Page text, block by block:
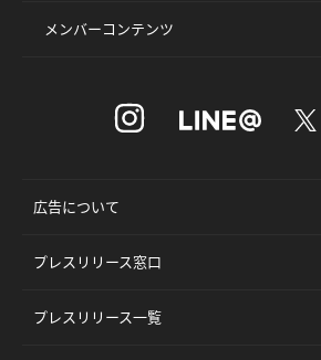
メンバーコンテンツ
広告について
プレスリリース窓口
プレスリリース一覧